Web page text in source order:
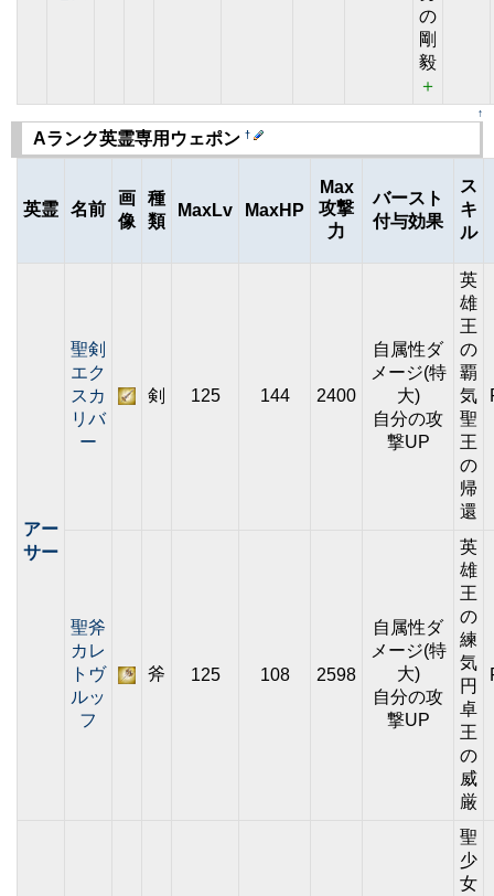
の
剛
毅
＋
↑
Aランク英霊専用ウェポン †
英霊 名前
画
像
種
類
MaxLv MaxHP
Max
攻撃
力
バースト
付与効果
ス
キ
ル
アー
サー
聖剣
エク
スカ
リバ
ー
剣 125 144 2400
自属性ダ
メージ(特
大)
自分の攻
撃UP
英
雄
王
の
覇
気
聖
王
の
帰
還
聖斧
カレ
トヴ
ルッ
フ
斧 125 108 2598
自属性ダ
メージ(特
大)
自分の攻
撃UP
英
雄
王
の
練
気
円
卓
王
の
威
厳
聖
少
女